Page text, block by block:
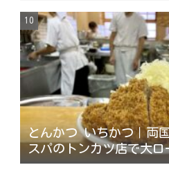
とんかつ いちかつ｜両
スパのトンカツ店で大ロ